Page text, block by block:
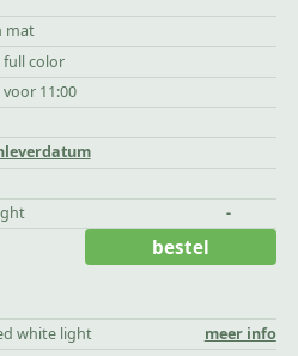
mat
full color
11:00
-
white light
meer info
bestel